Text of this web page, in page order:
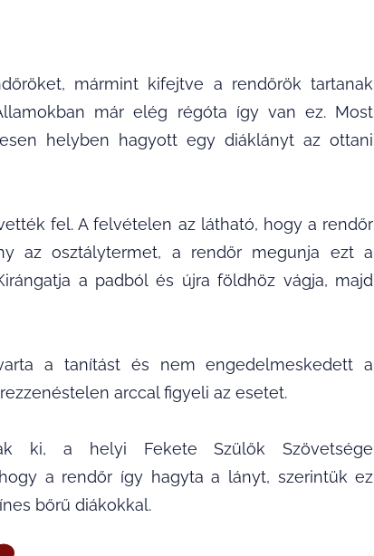
mármint kifejtve a rendőrök tartanak
már elég régóta így van ez. Most
helyben hagyott egy diáklányt az ottani
fel. A felvételen az látható, hogy a rendőr
az osztálytermet, a rendőr megunja ezt a
a padból és újra földhöz vágja, majd
a tanítást és nem engedelmeskedett a
arccal figyeli az esetet.
ki, a helyi Fekete Szülők Szövetsége
a rendőr így hagyta a lányt, szerintük ez
bőrű diákokkal.